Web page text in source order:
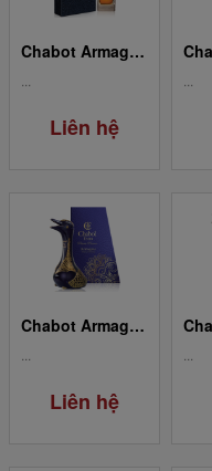
Chabot Armagnac 38 Years Old
Liên hệ
Chabot Armagnac Blue Goose Extra
Liên hệ